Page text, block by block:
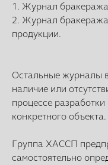
1. Журнал
2. Журнал
продукции.
Остальные журналы
наличие или
процессе
конкретного объекта.
Группа ХАССП
самостоятельно